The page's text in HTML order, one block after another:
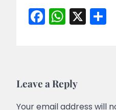
Facebook
X
Leave a Reply
Your email address will